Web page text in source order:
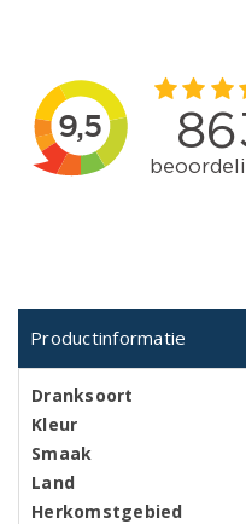
Productinformatie
Dranksoort
Kleur
Smaak
Land
Herkomstgebied